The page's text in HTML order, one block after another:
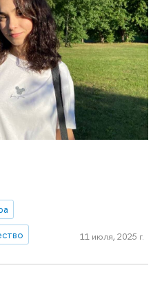
11 июля, 2025 г.